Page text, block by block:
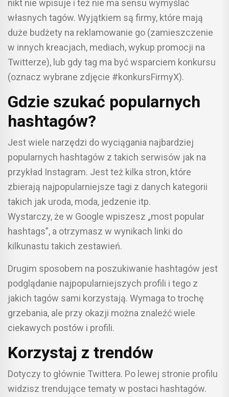
nikt nie wpisuje i też nie ma sensu wymyślać
własnych tagów. Wyjątkiem są firmy, które mają
duże budżety na reklamowanie go (zamieszczenie
w innych kreacjach, mediach, wykup promocji na
Twitterze), lub gdy tag ma być wsparciem konkursu
(oznacz wybrane zdjęcie #konkursFirmyX).
Gdzie szukać popularnych
hashtagów?
Jest wiele narzędzi do wyciągania najbardziej
popularnych hashtagów z takich serwisów jak na
przykład Instagram. Jest też kilka stron, które
zbierają najpopularniejsze tagi z danych kategorii
takich jak uroda, moda, jedzenie itp.
Wystarczy, że w Google wpiszesz „most popular
hashtags”, a otrzymasz w wynikach linki do
kilkunastu takich zestawień.
Drugim sposobem na poszukiwanie hashtagów jest
podglądanie najpopularniejszych profili i tego z
jakich tagów sami korzystają. Wymaga to trochę
grzebania, ale przy okazji można znaleźć wiele
ciekawych postów i profili.
Korzystaj z trendów
Dotyczy to głównie Twittera. Po lewej stronie profilu
widzisz trendujące tematy w postaci hashtagów.